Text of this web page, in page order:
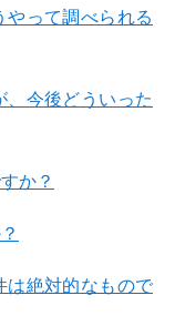
やって調べられる
、今後どういった
か？
は絶対的なもので